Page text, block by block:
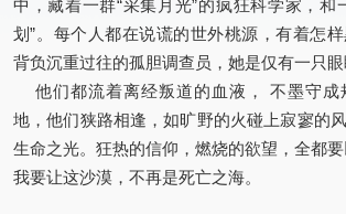
中，藏着一群“采集月光”的疯狂科学家，和
划”。每个人都在说谎的世外桃源，有着怎
背负沉重过往的孤胆调查员，她是仅有一只眼
他们都流着离经叛道的血液， 不墨守成
地，他们狭路相逢，如旷野的火碰上寂寥的
生命之光。狂热的信仰，燃烧的欲望，全都要
我要让这沙漠，不再是死亡之海。